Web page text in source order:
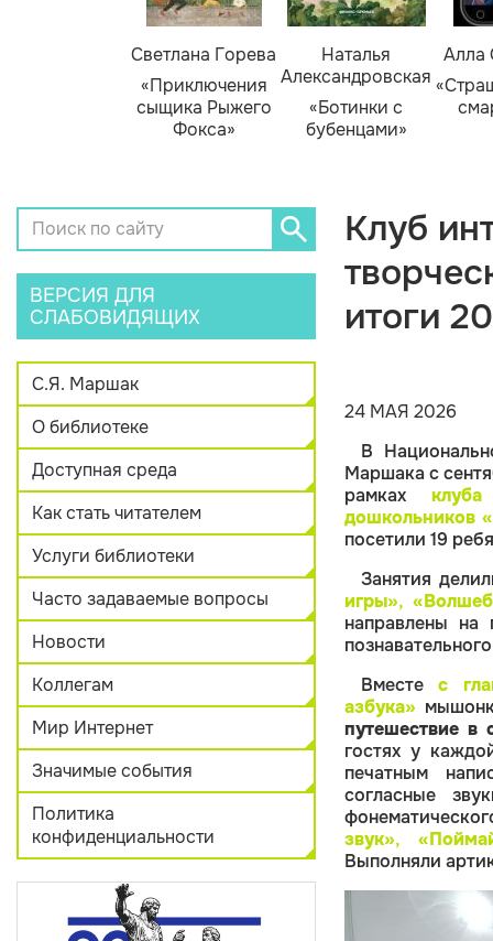
Светлана Горева
«Приключения
сыщика Рыжего
Фокса»
Наталья
Александровская
«Ботинки с
бубенцами»
Алла
ВЕРСИЯ ДЛЯ
СЛАБОВИДЯЩИХ
С.Я. Маршак
О библиотеке
Доступная среда
Как стать читателем
Услуги библиотеки
Часто задаваемые вопросы
Новости
Коллегам
Мир Интернет
Значимые события
Политика
конфиденциальности
Клуб
итоги
24 МАЯ 2026
В
Маршака с
рамках клуба
дошкольников
посетили 19
Занятия
игры»,
направлены на
Вместес
азбука»
путешествие в
гостях у
печатным
согласные
звук»,
Выполняли